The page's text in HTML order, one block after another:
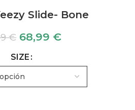
Slide- Bone
€ 68,99 €
SIZE